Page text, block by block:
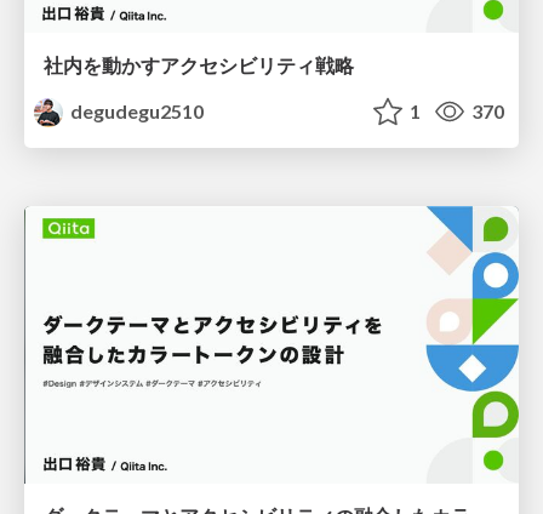
社内を動かすアクセシビリティ戦略
degudegu2510
1 370